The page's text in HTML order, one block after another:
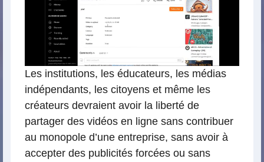
Les institutions, les éducateurs, les médias
indépendants, les citoyens et même les
créateurs devraient avoir la liberté de
partager des vidéos en ligne sans contribuer
au monopole d’une entreprise, sans avoir à
accepter des publicités forcées ou sans